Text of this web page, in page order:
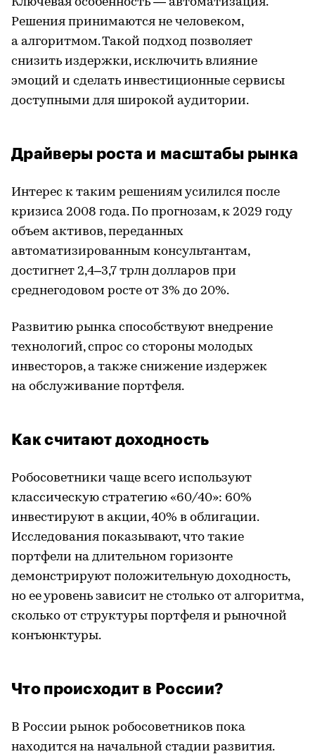
Решения принимаются не человеком,
а алгоритмом. Такой подход позволяет
снизить издержки, исключить влияние
эмоций и сделать инвестиционные сервисы
доступными для широкой аудитории.
Драйверы роста и масштабы рынка
Интерес к таким решениям усилился после
кризиса 2008 года. По прогнозам, к 2029 году
объем активов, переданных
автоматизированным консультантам,
достигнет 2,4–3,7 трлн долларов при
среднегодовом росте от 3% до 20%.
Развитию рынка способствуют внедрение
технологий, спрос со стороны молодых
инвесторов, а также снижение издержек
на обслуживание портфеля.
Как считают доходность
Робосоветники чаще всего используют
классическую стратегию «60/40»: 60%
инвестируют в акции, 40% в облигации.
Исследования показывают, что такие
портфели на длительном горизонте
демонстрируют положительную доходность,
но ее уровень зависит не столько от алгоритма,
сколько от структуры портфеля и рыночной
конъюнктуры.
Что происходит в России?
В России рынок робосоветников пока
находится на начальной стадии развития.